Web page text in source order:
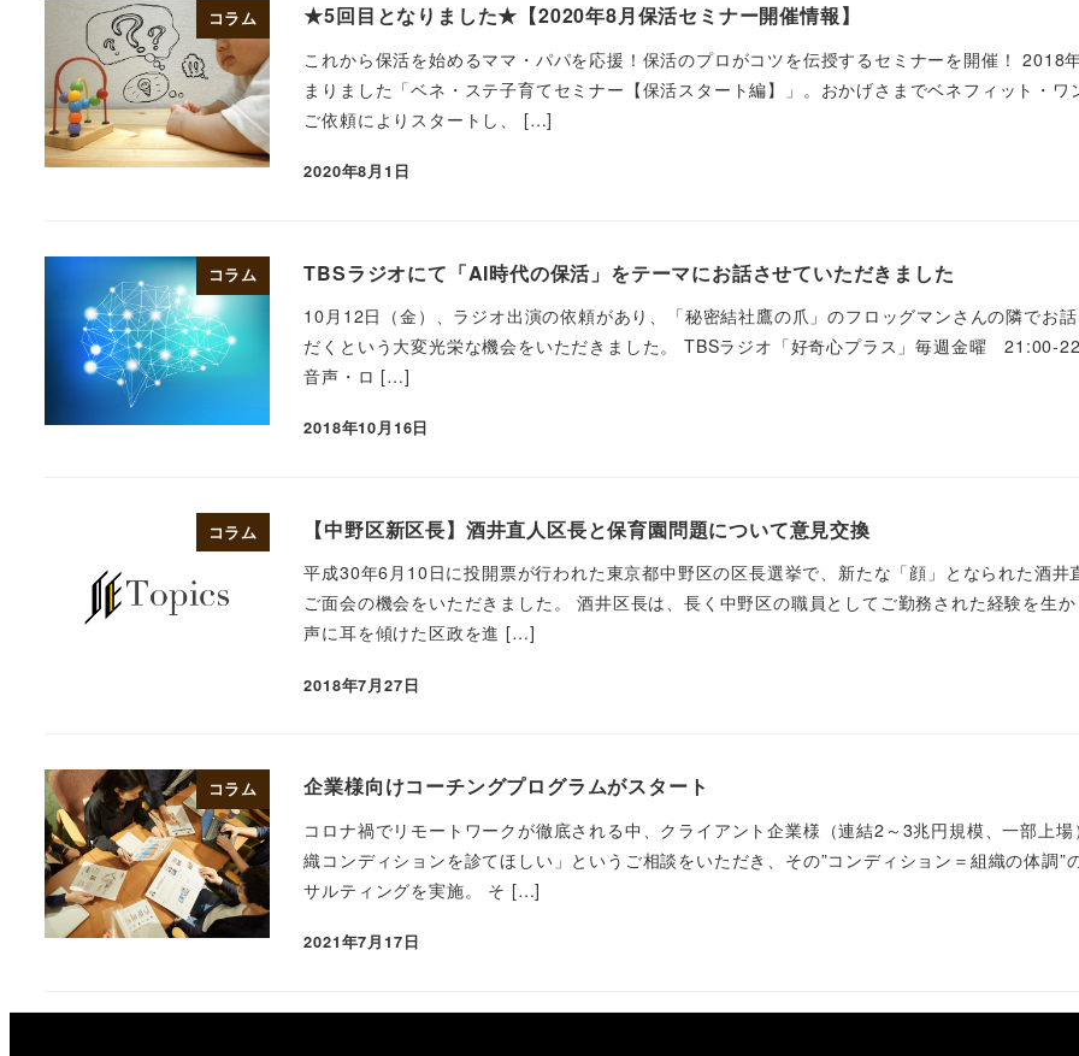
コラム ★5回目となりました★【2020年8月保活セミナー開催情報】
これから保活を始めるママ・パパを応援！保活のプロがコツを伝授するセミナーを開催！ 2018
まりました「ベネ・ステ子育てセミナー【保活スタート編】」。おかげさまでベネフィット・ワ
ご依頼によりスタートし、 […]
2020年8月1日
コラム TBSラジオにて「AI時代の保活」をテーマにお話させていただきました
10月12日（金）、ラジオ出演の依頼があり、「秘密結社鷹の爪」のフロッグマンさんの隣でお
だくという大変光栄な機会をいただきました。 TBSラジオ「好奇心プラス」毎週金曜 21:00-
音声・ロ […]
2018年10月16日
コラム 【中野区新区長】酒井直人区長と保育園問題について意見交換
平成30年6月10日に投開票が行われた東京都中野区の区長選挙で、新たな「顔」となられた酒井
ご面会の機会をいただきました。 酒井区長は、長く中野区の職員としてご勤務された経験を生
声に耳を傾けた区政を進 […]
2018年7月27日
コラム 企業様向けコーチングプログラムがスタート
コロナ禍でリモートワークが徹底される中、クライアント企業様（連結2～3兆円規模、一部上
織コンディションを診てほしい」というご相談をいただき、その”コンディション＝組織の体調”
サルティングを実施。 そ […]
2021年7月17日